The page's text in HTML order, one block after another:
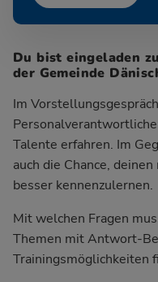
Du bist eingeladen
der Gemeinde
Im
Talente erfahren. Im
auch die Chance,
besser kennenzulernen.
Mit welchen Fragen
Themen mit Antwort-
Trainingsmöglichkeiten